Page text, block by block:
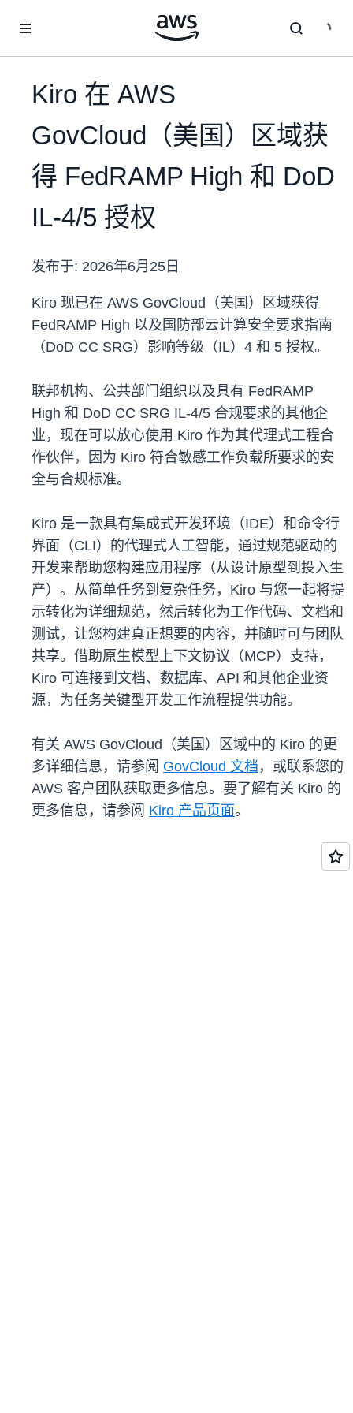
Kiro 在 AWS
GovCloud（美国）区域获
得 FedRAMP High 和 DoD
IL-4/5 授权
发布于: 2026年6月25日
Kiro 现已在 AWS GovCloud（美国）区域获得
FedRAMP High 以及国防部云计算安全要求指南
（DoD CC SRG）影响等级（IL）4 和 5 授权。
联邦机构、公共部门组织以及具有 FedRAMP
High 和 DoD CC SRG IL-4/5 合规要求的其他企
业，现在可以放心使用 Kiro 作为其代理式工程合
作伙伴，因为 Kiro 符合敏感工作负载所要求的安
全与合规标准。
Kiro 是一款具有集成式开发环境（IDE）和命令行
界面（CLI）的代理式人工智能，通过规范驱动的
开发来帮助您构建应用程序（从设计原型到投入生
产）。从简单任务到复杂任务，Kiro 与您一起将提
示转化为详细规范，然后转化为工作代码、文档和
测试，让您构建真正想要的内容，并随时可与团队
共享。借助原生模型上下文协议（MCP）支持，
Kiro 可连接到文档、数据库、API 和其他企业资
源，为任务关键型开发工作流程提供功能。
有关 AWS GovCloud（美国）区域中的 Kiro 的更
多详细信息，请参阅 GovCloud 文档 ，或联系您的
AWS 客户团队获取更多信息。要了解有关 Kiro 的
更多信息，请参阅 Kiro 产品页面。